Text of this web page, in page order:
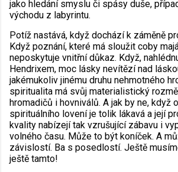
jako hledání smyslu či spásy duše,
východu z labyrintu.
Potíž nastává, když dochází k záměně
Když poznání, které má sloužit coby
neposkytuje vnitřní důkaz. Když,
Hendrixem, moc lásky nevítězí nad
jakémukoliv jinému druhu nehmotného
spiritualita má svůj materialistický
hromadičů i hovniválů. A jak by ne, když
spirituálního lovení je tolik lákavá a její
kvality nabízejí tak vzrušující zábavu i
volného času. Může to být koníček. A
závislostí. Ba s posedlostí. Ještě
ještě tamto!